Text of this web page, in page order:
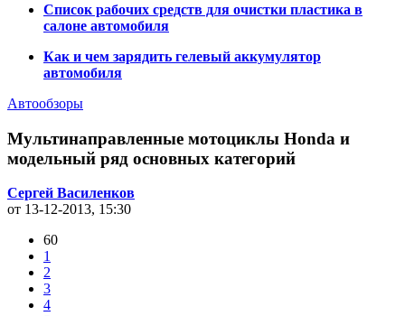
Список рабочих средств для очистки пластика в
салоне автомобиля
Как и чем зарядить гелевый аккумулятор
автомобиля
Автообзоры
Мультинаправленные мотоциклы Honda и
модельный ряд основных категорий
Сергей Василенков
от 13-12-2013, 15:30
60
1
2
3
4